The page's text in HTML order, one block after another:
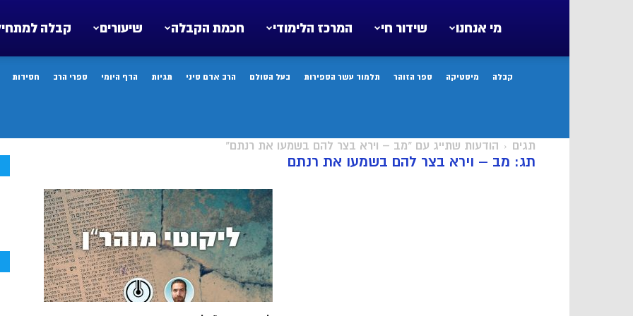
קבלה שיעורים חכמת הקבלה המרכז הלימודי שידור חי מי אנחנו
קבלה מיסטיקה ספר הזוהר תלמוד עשר הספירות בעל הסולם הרב אדם סיני תגיות הדף היומי ספרי הרב חסידות
תגים הודעות שתייג עם "מב – וירא בצר להם בשמעו את רנתם"
תג: מב – וירא בצר להם בשמעו את רנתם